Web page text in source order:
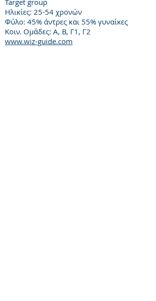
Target group
Ηλικίες: 25-54 χρονών
Φύλο: 45% άντρες και 55% γυναίκες
Κοιν. Ομάδες: Α, Β, Γ1, Γ2
www.wiz-guide.com